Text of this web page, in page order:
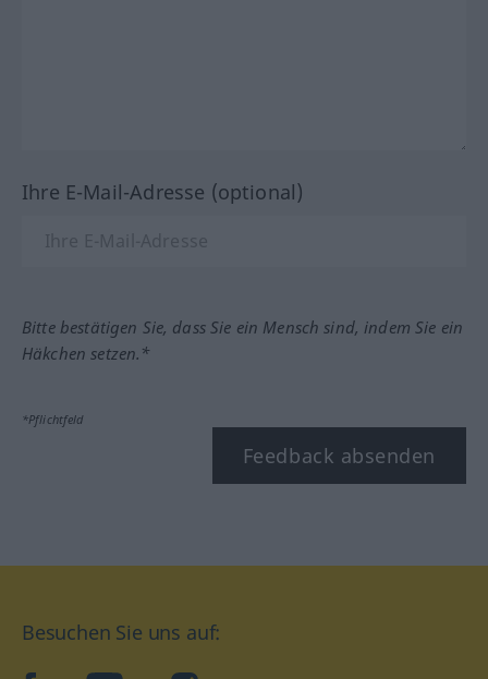
Ihre E-Mail-Adresse (optional)
Bitte bestätigen Sie, dass Sie ein Mensch sind, indem Sie ein
Häkchen setzen.*
*Pflichtfeld
Feedback absenden
Besuchen Sie uns auf: